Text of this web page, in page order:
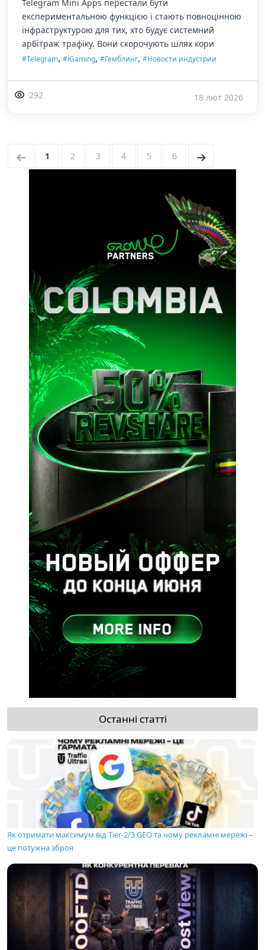
Telegram Mini Apps перестали бути
експериментальною функцією і стають повноцінною
інфраструктурою для тих, хто будує системний
арбітраж трафіку. Вони скорочують шлях кори
#Telegram, #iGaming, #Гемблинг, #Новости индустрии
292 18 лют 2026
← 1 2 3 4 5 6 →
Останні статті
Як отримати максимум від Tier-2/3 GEO та чому рекламні мережі –
це потужна зброя